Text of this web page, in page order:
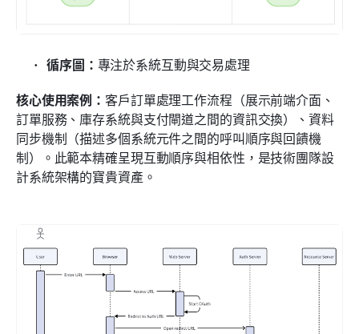
循序圖： 專注於系統互動與交易處理
核心使用案例：客戶訂單處理工作流程（展示前端介面、
訂單服務、庫存系統與支付閘道之間的資訊交換）、資料
同步機制（描述多個系統元件之間的呼叫順序與回饋機
制）。此範本精確呈現互動順序與相依性，是技術團隊設
計系統架構的寶貴資產。